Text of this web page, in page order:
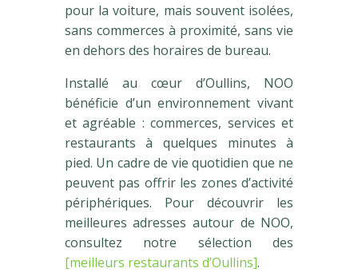
pour la voiture, mais souvent isolées,
sans commerces à proximité, sans vie
en dehors des horaires de bureau.
Installé au cœur d’Oullins, NOO
bénéficie d’un environnement vivant
et agréable : commerces, services et
restaurants à quelques minutes à
pied. Un cadre de vie quotidien que ne
peuvent pas offrir les zones d’activité
périphériques. Pour découvrir les
meilleures adresses autour de NOO,
consultez notre sélection des
[meilleurs restaurants d’Oullins].